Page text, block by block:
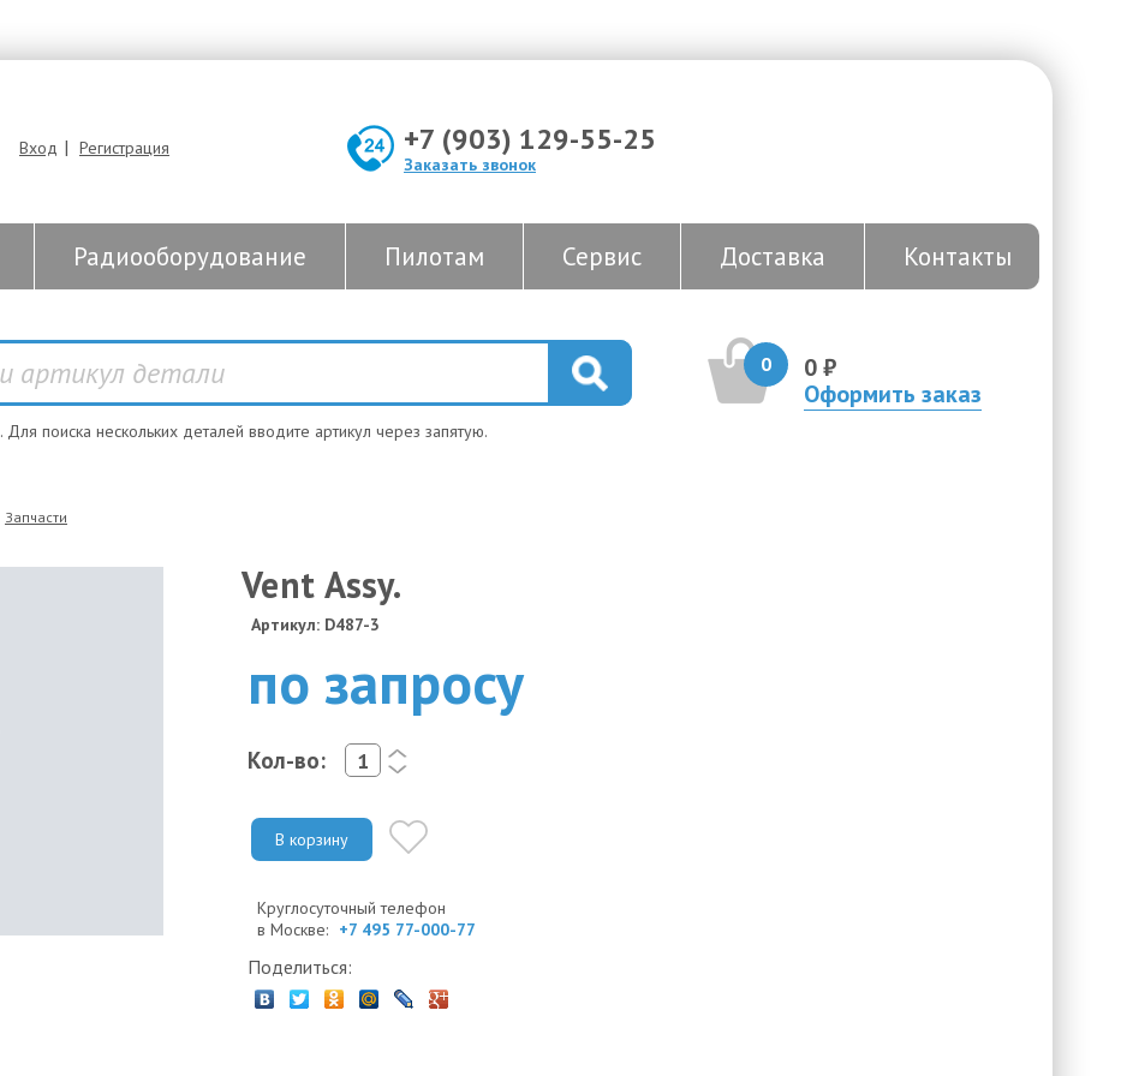
Вход | Регистрация +7 (903) 129-55-25
Заказать звонок
Радиооборудование Пилотам Сервис Доставка Контакты
0
0 ₽
Оформить заказ
. Для поиска нескольких деталей вводите артикул через запятую.
Запчасти
Vent Assy.
Артикул: D487-3
по запросу
Кол-во:
<
>
В корзину
Круглосуточный телефон
в Москве: +7 495 77-000-77
Поделиться: